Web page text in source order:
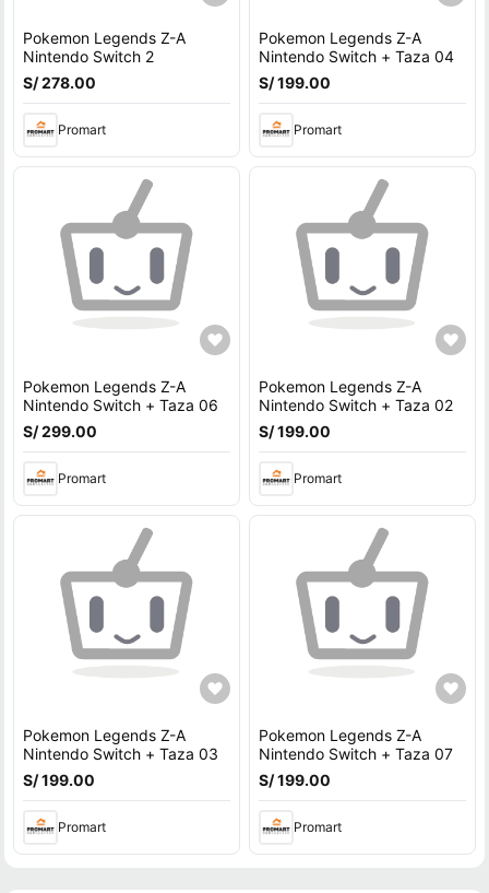
Pokemon Legends Z-A
Nintendo Switch 2
S/ 278.00
Promart
Pokemon Legends Z-A
Nintendo Switch + Taza 04
S/ 199.00
Promart
Pokemon Legends Z-A
Nintendo Switch + Taza 06
S/ 299.00
Promart
Pokemon Legends Z-A
Nintendo Switch + Taza 02
S/ 199.00
Promart
Pokemon Legends Z-A
Nintendo Switch + Taza 03
S/ 199.00
Promart
Pokemon Legends Z-A
Nintendo Switch + Taza 07
S/ 199.00
Promart